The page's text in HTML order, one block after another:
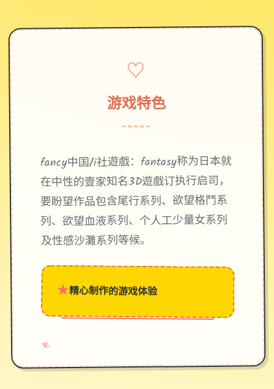
♡
游戏特色
~~~~~
fancy中国/i社遊戲：fantasy称为日本就
在中性的壹家知名3D遊戲订执行启司，
要盼望作品包含尾行系列、欲望格鬥系
列、欲望血液系列、个人工少量女系列
及性感沙灘系列等候。
★精心制作的游戏体验
♥
✧
→